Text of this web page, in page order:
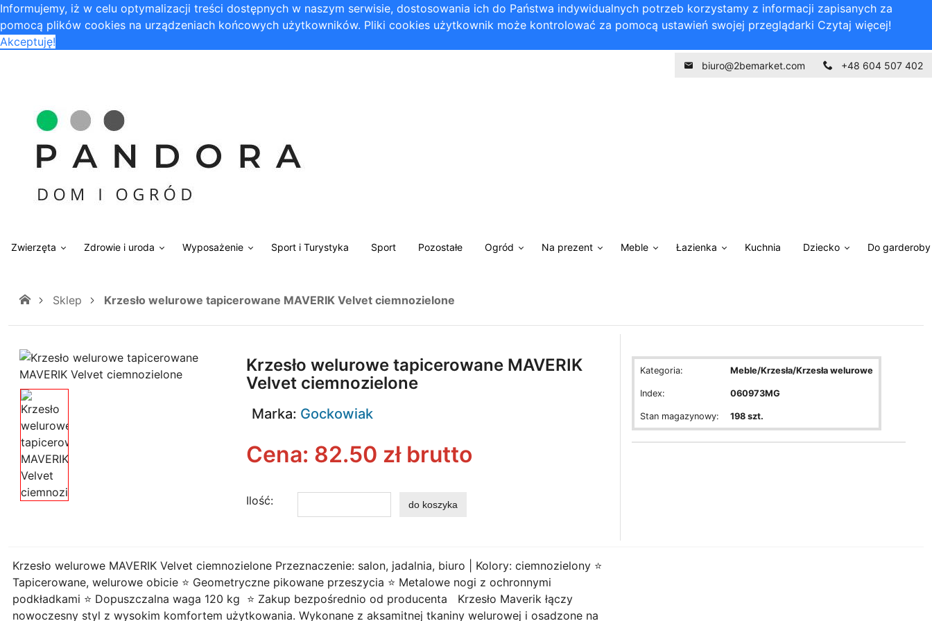
Informujemy, iż w celu optymalizacji treści dostępnych w naszym serwisie, dostosowania ich do Państwa indywidualnych potrzeb korzystamy z informacji zapisanych za
pomocą plików cookies na urządzeniach końcowych użytkowników. Pliki cookies użytkownik może kontrolować za pomocą ustawień swojej przeglądarki Czytaj więcej!
Akceptuję!
biuro@2bemarket.com +48 604 507 402
Zwierzęta Zdrowie i uroda Wyposażenie Sport i Turystyka Sport Pozostałe Ogród Na prezent Meble Łazienka Kuchnia Dziecko Do garderoby
Sklep Krzesło welurowe tapicerowane MAVERIK Velvet ciemnozielone
Krzesło welurowe tapicerowane MAVERIK
Velvet ciemnozielone
Marka: Gockowiak
Cena: 82.50 zł brutto
Ilość:
Kategoria: Meble/Krzesła/Krzesła welurowe
Index: 060973MG
Stan magazynowy: 198 szt.
Krzesło welurowe MAVERIK Velvet ciemnozielone Przeznaczenie: salon, jadalnia, biuro | Kolory: ciemnozielony ⭐
Tapicerowane, welurowe obicie ⭐ Geometryczne pikowane przeszycia ⭐ Metalowe nogi z ochronnymi
podkładkami ⭐ Dopuszczalna waga 120 kg ⭐ Zakup bezpośrednio od producenta Krzesło Maverik łączy
nowoczesny styl z wysokim komfortem użytkowania. Wykonane z aksamitnej tkaniny welurowej i osadzone na